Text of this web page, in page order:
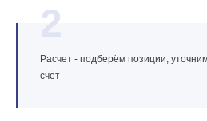
2
Расчет - подберём позиции,
счёт